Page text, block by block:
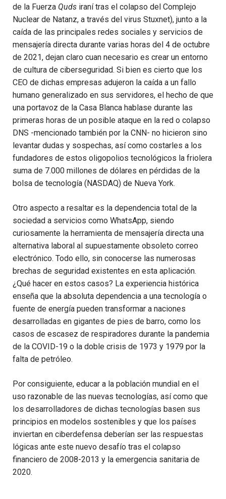
de la Fuerza Quds iraní tras el colapso del Complejo
Nuclear de Natanz, a través del virus Stuxnet), junto a la
caída de las principales redes sociales y servicios de
mensajería directa durante varias horas del 4 de octubre
de 2021, dejan claro cuan necesario es crear un entorno
de cultura de ciberseguridad. Si bien es cierto que los
CEO de dichas empresas adujeron la caída a un fallo
humano generalizado en sus servidores, el hecho de que
una portavoz de la Casa Blanca hablase durante las
primeras horas de un posible ataque en la red o colapso
DNS -mencionado también por la CNN- no hicieron sino
levantar dudas y sospechas, así como costarles a los
fundadores de estos oligopolios tecnológicos la friolera
suma de 7.000 millones de dólares en pérdidas de la
bolsa de tecnología (NASDAQ) de Nueva York.
Otro aspecto a resaltar es la dependencia total de la
sociedad a servicios como WhatsApp, siendo
curiosamente la herramienta de mensajería directa una
alternativa laboral al supuestamente obsoleto correo
electrónico. Todo ello, sin conocerse las numerosas
brechas de seguridad existentes en esta aplicación.
¿Qué hacer en estos casos? La experiencia histórica
enseña que la absoluta dependencia a una tecnología o
fuente de energía pueden transformar a naciones
desarrolladas en gigantes de pies de barro, como los
casos de escasez de respiradores durante la pandemia
de la COVID-19 o la doble crisis de 1973 y 1979 por la
falta de petróleo.
Por consiguiente, educar a la población mundial en el
uso razonable de las nuevas tecnologías, así como que
los desarrolladores de dichas tecnologías basen sus
principios en modelos sostenibles y que los países
inviertan en ciberdefensa deberían ser las respuestas
lógicas ante este nuevo desafío tras el colapso
financiero de 2008-2013 y la emergencia sanitaria de
2020.